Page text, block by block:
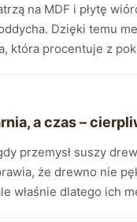
na MDF i płytę
Dzięki temu
która procentuje z
a czas –
przemysł suszy
że drewno nie
właśnie dlatego ich